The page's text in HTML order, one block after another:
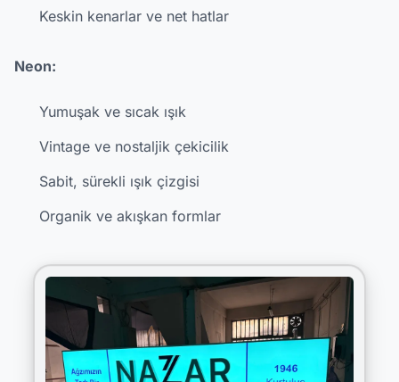
Keskin kenarlar ve net hatlar
Neon:
Yumuşak ve sıcak ışık
Vintage ve nostaljik çekicilik
Sabit, sürekli ışık çizgisi
Organik ve akışkan formlar